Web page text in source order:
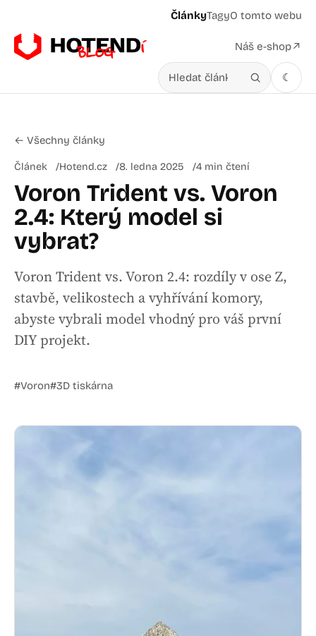
ČlánkyTagyO tomto webu
Náš e-shop↗
Hledat v článcích ☾
← Všechny články
Článek Hotend.cz 8. ledna 2025 4 min čtení
Voron Trident vs. Voron
2.4: Který model si
vybrat?
Voron Trident vs. Voron 2.4: rozdíly v ose Z,
stavbě, velikostech a vyhřívání komory,
abyste vybrali model vhodný pro váš první
DIY projekt.
#Voron#3D tiskárna